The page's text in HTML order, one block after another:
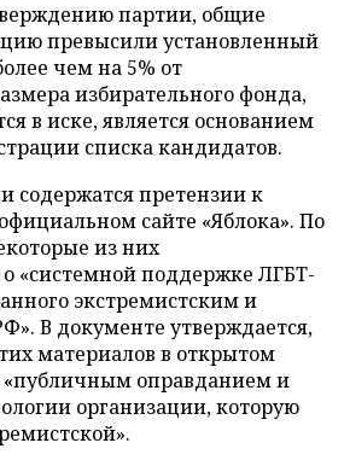
партии, общие
превысили установленный
чем на 5% от
избирательного фонда,
в иске, является основанием
списка кандидатов.
содержатся претензии к
сайте «Яблока». По
из них
о «системной поддержке ЛГБТ-
экстремистским и
В документе утверждается,
материалов в открытом
«публичным оправданием и
организации, которую